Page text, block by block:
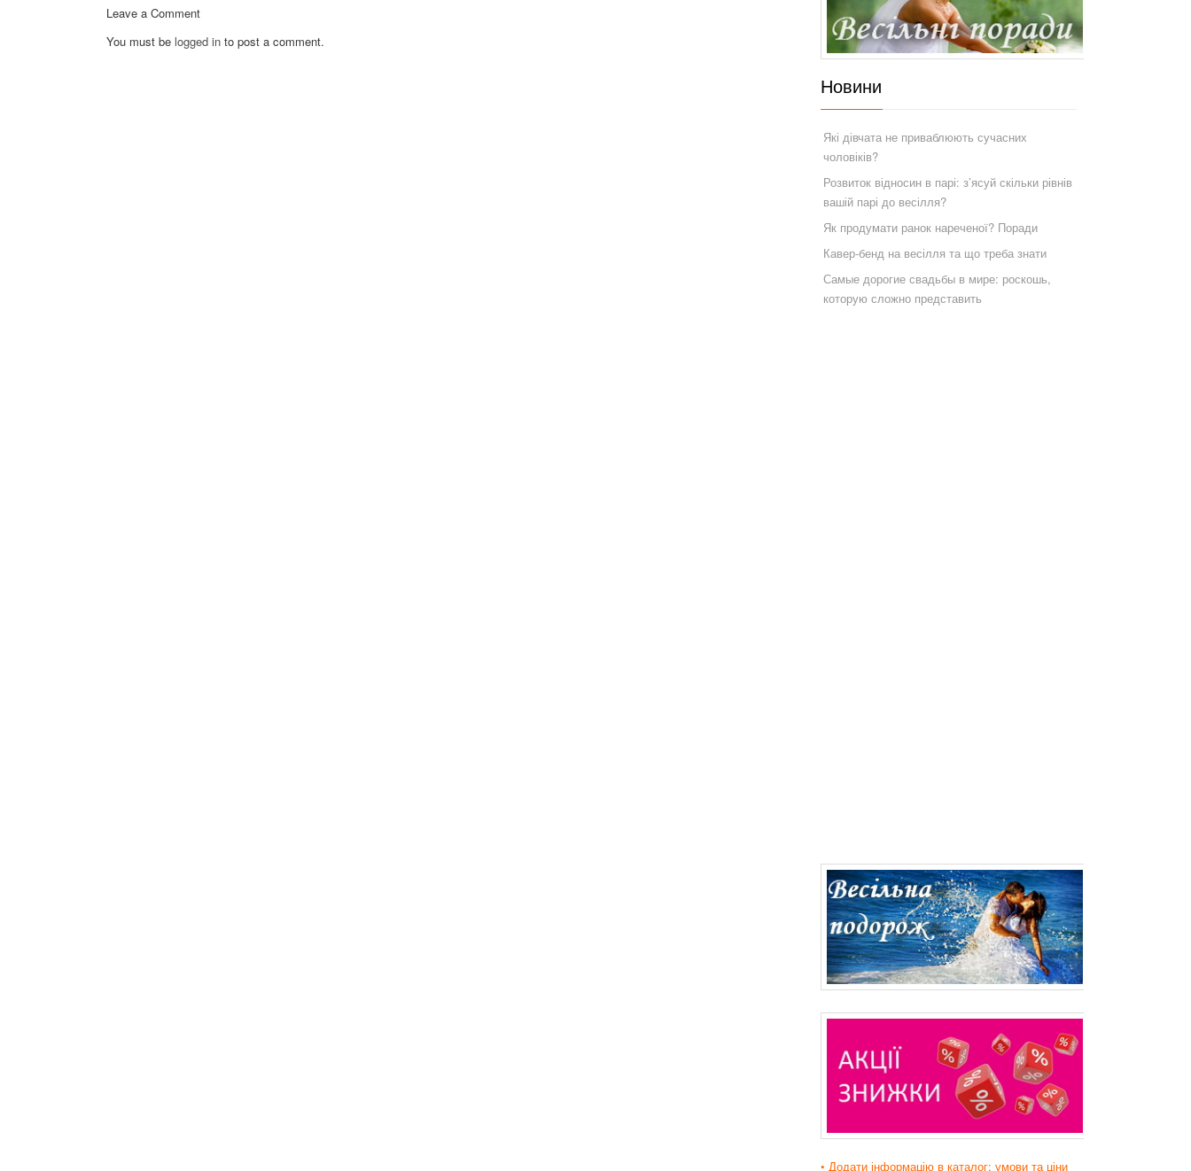
Leave a Comment
You must be logged into post a comment.
Новини
Які дівчата не приваблюють сучасних
чоловіків?
Розвиток відносин в парі: з’ясуй скільки рівнів
вашій парі до весілля?
Як продумати ранок нареченої? Поради
Кавер-бенд на весілля та що треба знати
Самые дорогие свадьбы в мире: роскошь,
которую сложно представить
• Додати інформацію в каталог: умови та ціни